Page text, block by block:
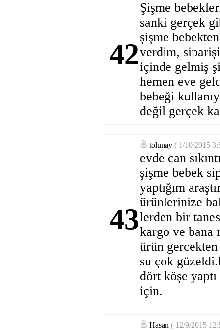
42
Şişme
sanki gerçek
şişme
verdim,
içinde gelmiş
hemen eve
bebeği
değil gerçek
43
tolunay ( 1/10/2015
evde can
şişme bebek
yaptığım
ürünlerinize
lerden bir
kargo ve bana
ürün
su çok
dört köşe
için.
Hasan ( 12/9/2015